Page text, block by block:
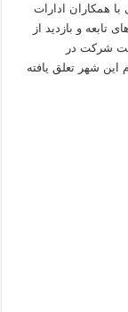
همکاران ادارات
و بازدید از
شرکت در
شهر تعلق یافته